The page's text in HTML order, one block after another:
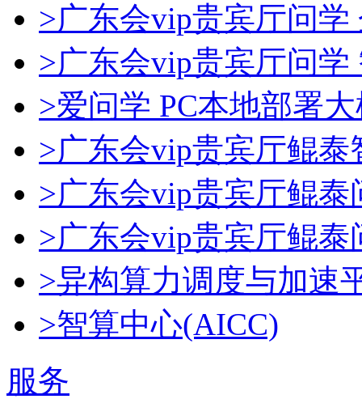
>广东会vip贵宾厅问学
>广东会vip贵宾厅问学
>爱问学 PC本地部署
>广东会vip贵宾厅鲲泰
>广东会vip贵宾厅鲲泰
>广东会vip贵宾厅鲲泰
>异构算力调度与加速
>智算中心(AICC)
服务